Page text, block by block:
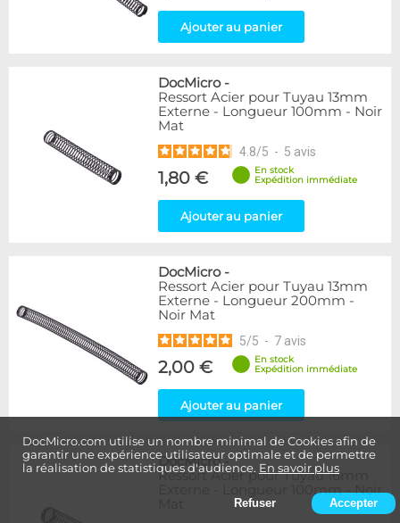
DocMicro.com utilise un nombre minimal de Cookies afin de
garantir une expérience utilisateur optimale et de permettre
la réalisation de statistiques d'audience. En savoir plus
Refuser Accepter
Ajouter au panier
DocMicro-
Ressort Acier pour Tuyau 13mm
Externe - Longueur 100mm - Noir
Mat
4.8/5 - 5 avis
1,80 €
En stock
Expédition immédiate
Ajouter au panier
DocMicro-
Ressort Acier pour Tuyau 13mm
Externe - Longueur 200mm -
Noir Mat
5/5 - 7 avis
2,00 €
En stock
Expédition immédiate
Ajouter au panier
DocMicro-
Ressort Acier pour Tuyau 16mm
Externe - Longueur 100mm - Noir